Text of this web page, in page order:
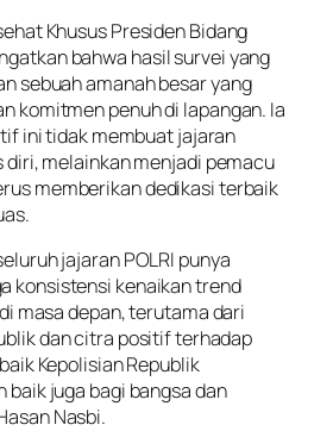
Khusus Presiden Bidang
bahwa hasil survei yang
sebuah amanah besar yang
komitmen penuh di lapangan. Ia
ini tidak membuat jajaran
diri, melainkan menjadi pemacu
memberikan dedikasi terbaik
jajaran POLRI punya
konsistensi kenaikan trend
masa depan, terutama dari
dan citra positif terhadap
Kepolisian Republik
baik juga bagi bangsa dan
Nasbi.